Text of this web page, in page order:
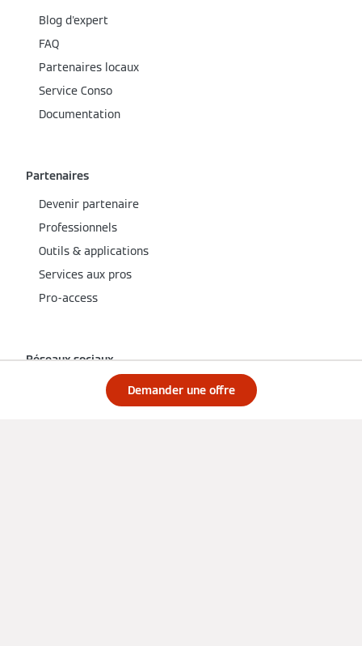
Demander une offre
Blog d'expert
FAQ
Partenaires locaux
Service Conso
Documentation
Partenaires
Devenir partenaire
Professionnels
Outils & applications
Services aux pros
Pro-access
Réseaux sociaux